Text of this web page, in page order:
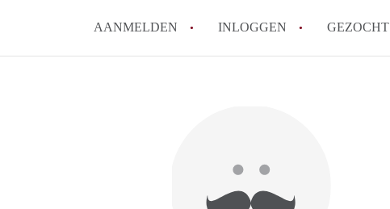
AANMELDEN INLOGGEN GEZOCHT
in Rotterdam?